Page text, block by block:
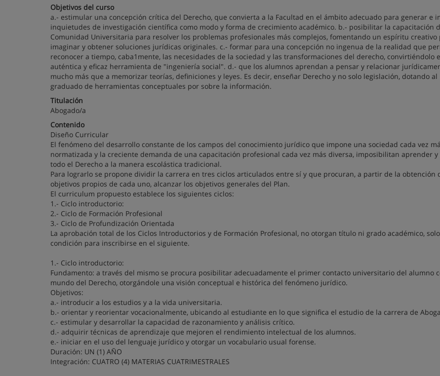
Objetivos del curso
a.- estimular una concepción crítica del Derecho, que convierta a la Facultad en el ámbito adecuado para generar e
inquietudes de investigación científica como modo y forma de crecimiento académico. b.- posibilitar la capacitación
Comunidad Universitaria para resolver los problemas profesionales más complejos, fomentando un espíritu creativo
imaginar y obtener soluciones jurídicas originales. c.- formar para una concepción no ingenua de la realidad que
reconocer a tiempo, caba1mente, las necesidades de la sociedad y las transformaciones del derecho, convirtiéndolo
auténtica y eficaz herramienta de "ingeniería social". d.- que los alumnos aprendan a pensar y relacionar
mucho más que a memorizar teorías, definiciones y leyes. Es decir, enseñar Derecho y no solo legislación, dotando al
graduado de herramientas conceptuales por sobre la información.
Titulación
Abogado/a
Contenido
Diseño Curricular
El fenómeno del desarrollo constante de los campos del conocimiento jurídico que impone una sociedad cada vez
normatizada y la creciente demanda de una capacitación profesional cada vez más diversa, imposibilitan aprender
todo el Derecho a la manera escolástica tradicional.
Para lograrlo se propone dividir la carrera en tres ciclos articulados entre sí y que procuran, a partir de la obtención
objetivos propios de cada uno, alcanzar los objetivos generales del Plan.
El curriculum propuesto establece los siguientes ciclos:
1.- Ciclo introductorio:
2.- Ciclo de Formación Profesional
3.- Ciclo de Profundización Orientada
La aprobación total de los Ciclos Introductorios y de Formación Profesional, no otorgan título ni grado académico,
condición para inscribirse en el siguiente.
1.- Ciclo introductorio:
Fundamento: a través del mismo se procura posibilitar adecuadamente el primer contacto universitario del alumno
mundo del Derecho, otorgándole una visión conceptual e histórica del fenómeno jurídico.
Objetivos:
a.- introducir a los estudios y a la vida universitaria.
b.- orientar y reorientar vocacionalmente, ubicando al estudiante en lo que significa el estudio de la carrera de
c.- estimular y desarrollar la capacidad de razonamiento y análisis crítico.
d.- adquirir técnicas de aprendizaje que mejoren el rendimiento intelectual de los alumnos.
e.- iniciar en el uso del lenguaje jurídico y otorgar un vocabulario usual forense.
Duración: UN (1) AÑO
Integración: CUATRO (4) MATERIAS CUATRIMESTRALES